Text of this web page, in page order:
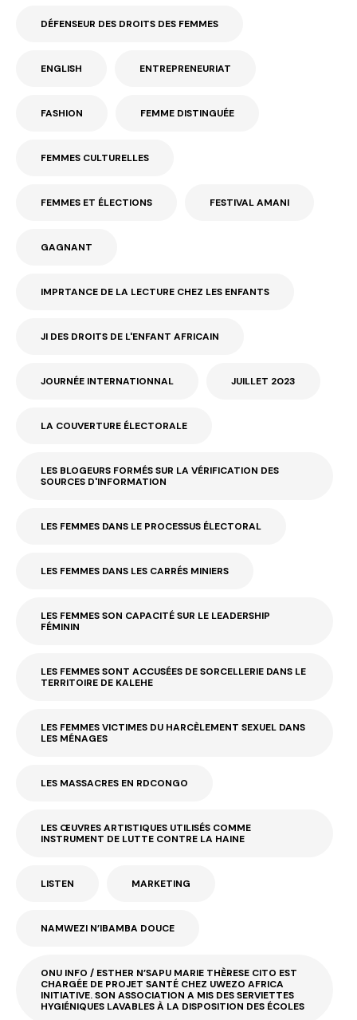
DÉFENSEUR DES DROITS DES FEMMES
ENGLISH ENTREPRENEURIAT
FASHION FEMME DISTINGUÉE
FEMMES CULTURELLES
FEMMES ET ÉLECTIONS FESTIVAL AMANI
GAGNANT
IMPRTANCE DE LA LECTURE CHEZ LES ENFANTS
JI DES DROITS DE L'ENFANT AFRICAIN
JOURNÉE INTERNATIONNAL JUILLET 2023
LA COUVERTURE ÉLECTORALE
LES BLOGEURS FORMÉS SUR LA VÉRIFICATION DES
SOURCES D'INFORMATION
LES FEMMES DANS LE PROCESSUS ÉLECTORAL
LES FEMMES DANS LES CARRÉS MINIERS
LES FEMMES SON CAPACITÉ SUR LE LEADERSHIP
FÉMININ
LES FEMMES SONT ACCUSÉES DE SORCELLERIE DANS LE
TERRITOIRE DE KALEHE
LES FEMMES VICTIMES DU HARCÈLEMENT SEXUEL DANS
LES MÉNAGES
LES MASSACRES EN RDCONGO
LES ŒUVRES ARTISTIQUES UTILISÉS COMME
INSTRUMENT DE LUTTE CONTRE LA HAINE
LISTEN MARKETING
NAMWEZI N’IBAMBA DOUCE
ONU INFO / ESTHER N’SAPU MARIE THÈRESE CITO EST
CHARGÉE DE PROJET SANTÉ CHEZ UWEZO AFRICA
INITIATIVE. SON ASSOCIATION A MIS DES SERVIETTES
HYGIÉNIQUES LAVABLES À LA DISPOSITION DES ÉCOLES